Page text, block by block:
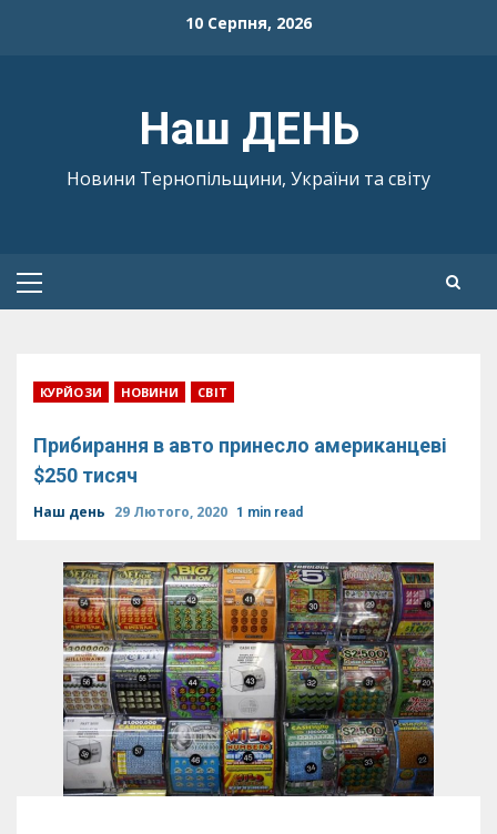
10 Серпня, 2026
Наш ДЕНЬ
Новини Тернопільщини, України та світу
Primary
КУРЙОЗИ НОВИНИ СВІТ
Прибирання в авто принесло американцеві
$250 тисяч
Наш день 29 Лютого, 2020 1 min read